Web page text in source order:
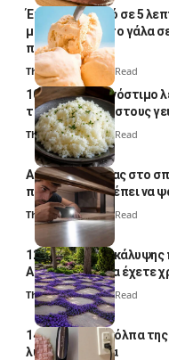
Έτοιμο παγωτό σε 5
μετατρέψετε το γάλα
παγωτομηχανή
Thali Ombre 4 Min Read
10 φορές ποιο νόστιμο
το απογειώσει στους
Thali Ombre4 Min Read
Αυγά κατσαρίδας στο
ποια σημεία πρέπει να
Thali Ombre4 Min Read
12 φυτά εδαφοκάλυψης
Αύγουστο για να έχετε
Thali Ombre7 Min Read
14 πανέξυπνα κόλπα
λύσουν τα χέρια